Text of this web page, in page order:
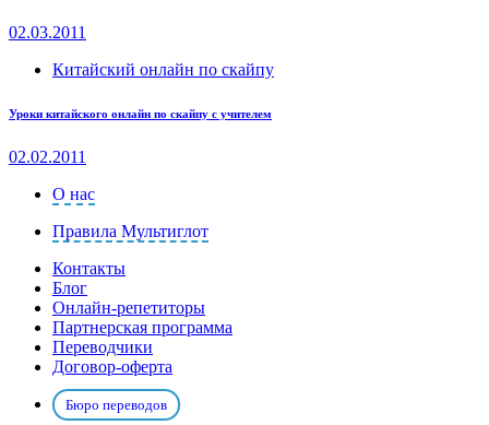
02.03.2011
Китайский онлайн по скайпу
Уроки китайского онлайн по скайпу с учителем
02.02.2011
О нас
Правила Мультиглот
Контакты
Блог
Онлайн-репетиторы
Партнерская программа
Переводчики
Договор-оферта
Бюро переводов